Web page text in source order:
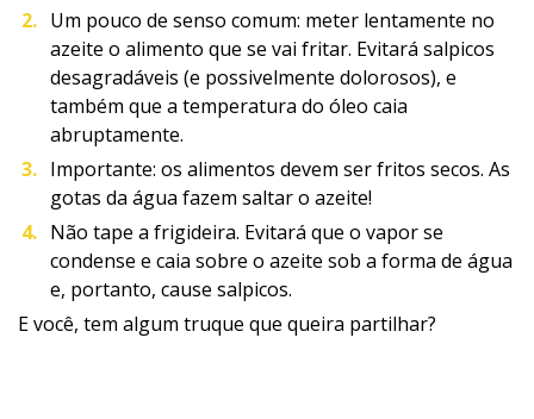
Um pouco de senso comum: meter lentamente no
azeite o alimento que se vai fritar. Evitará salpicos
desagradáveis (e possivelmente dolorosos), e
também que a temperatura do óleo caia
abruptamente.
Importante: os alimentos devem ser fritos secos. As
gotas da água fazem saltar o azeite!
Não tape a frigideira. Evitará que o vapor se
condense e caia sobre o azeite sob a forma de água
e, portanto, cause salpicos.
E você, tem algum truque que queira partilhar?